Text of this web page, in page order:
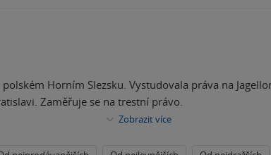
Horním Slezsku. Vystudovala práva na
Zaměřuje se na trestní právo.
Zobrazit více